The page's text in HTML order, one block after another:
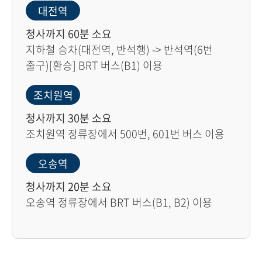
대전역
청사까지 60분 소요
지하철 승차(대전역, 반석행) -> 반석역(6번
출구)[환승] BRT 버스(B1) 이용
조치원역
청사까지 30분 소요
조치원역 정류장에서 500번, 601번 버스 이용
오송역
청사까지 20분 소요
오송역 정류장에서 BRT 버스(B1, B2) 이용